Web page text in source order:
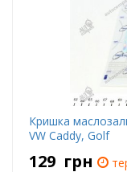
Кришка
VW Caddy, Golf
129 грн